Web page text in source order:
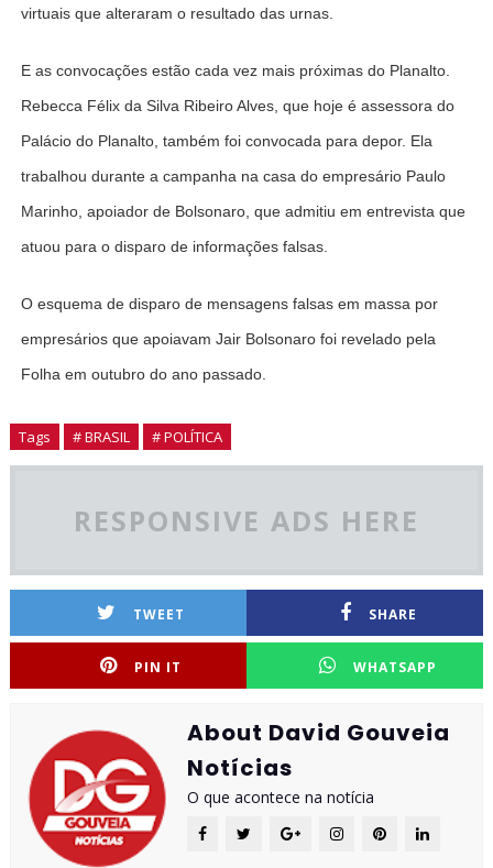
virtuais que alteraram o resultado das urnas.
E as convocações estão cada vez mais próximas do Planalto.
Rebecca Félix da Silva Ribeiro Alves, que hoje é assessora do
Palácio do Planalto, também foi convocada para depor. Ela
trabalhou durante a campanha na casa do empresário Paulo
Marinho, apoiador de Bolsonaro, que admitiu em entrevista que
atuou para o disparo de informações falsas.
O esquema de disparo de mensagens falsas em massa por
empresários que apoiavam Jair Bolsonaro foi revelado pela
Folha em outubro do ano passado.
Tags # BRASIL # POLÍTICA
RESPONSIVE ADS HERE
TWEET SHARE
PIN IT WHATSAPP
About David Gouveia
Notícias
O que acontece na notícia